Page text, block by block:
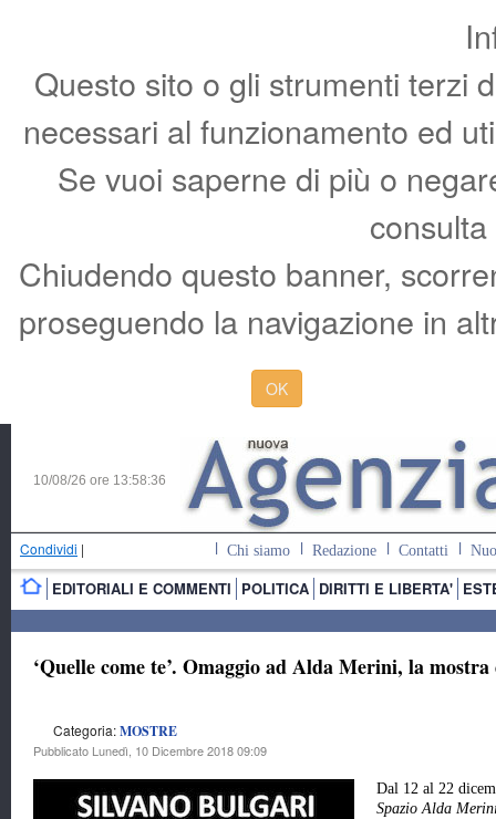
Questo sito o gli strumenti terzi
necessari al funzionamento ed
Se vuoi saperne di più o
Chiudendo questo banner,
proseguendo la navigazione in
OK
10/08/26 ore 13:58:37
Condividi | Chi siamo Redazione Contatti
EDITORIALI E COMMENTI POLITICA DIRITTI E LIBERTA'
‘Quelle come te’. Omaggio ad Alda Merini, la
Categoria:MOSTRE
Pubblicato Lunedì, 10 Dicembre 2018 09:09
Dal 12 al 22
Spazio Alda